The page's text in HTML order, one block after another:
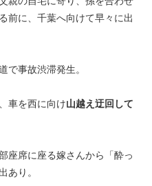
前に、千葉へ向けて早々に出
で事故渋滞発生。
車を西に向け山越え迂回して
座席に座る嫁さんから「酔っ
あり。